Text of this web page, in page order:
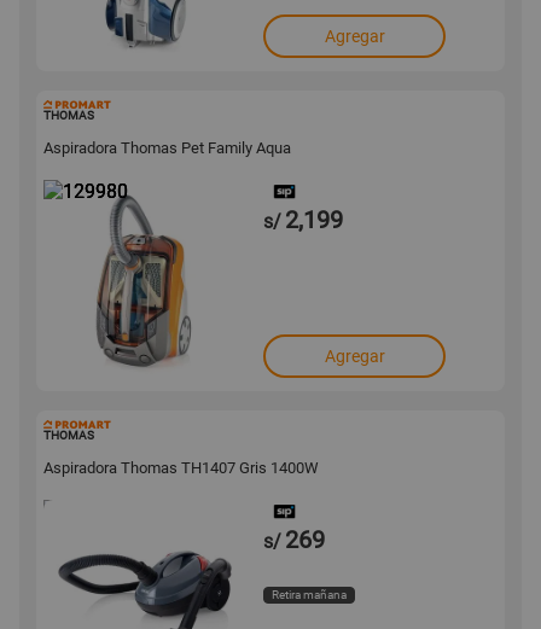
Agregar
THOMAS
Aspiradora Thomas Pet Family Aqua
s/ 2,199
Agregar
THOMAS
Aspiradora Thomas TH1407 Gris 1400W
s/ 269
Retira mañana